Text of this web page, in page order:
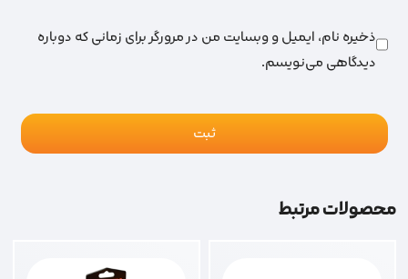
ذخیره نام، ایمیل و وبسایت من در مرورگر برای زمانی که دوباره
دیدگاهی می‌نویسم.
محصولات مرتبط